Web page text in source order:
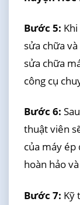
Bước 5:
sửa chữa
sửa chữa
công cụ
Bước 6:
thuật viên
của máy
hoàn hảo
Bước 7: Kỹ